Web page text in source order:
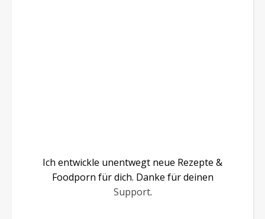
Ich entwickle unentwegt neue Rezepte &
Foodporn für dich. Danke für deinen
Support.